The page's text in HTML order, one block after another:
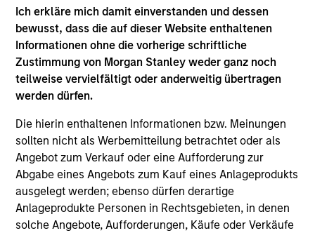
Ich erkläre mich damit einverstanden und dessen
bewusst, dass die auf dieser Website enthaltenen
Informationen ohne die vorherige schriftliche
Zustimmung von Morgan Stanley weder ganz noch
teilweise vervielfältigt oder anderweitig übertragen
werden dürfen.
Die hierin enthaltenen Informationen bzw. Meinungen
sollten nicht als Werbemitteilung betrachtet oder als
Angebot zum Verkauf oder eine Aufforderung zur
Abgabe eines Angebots zum Kauf eines Anlageprodukts
ausgelegt werden; ebenso dürfen derartige
Anlageprodukte Personen in Rechtsgebieten, in denen
solche Angebote, Aufforderungen, Käufe oder Verkäufe
capital markets franchise, including establishing
Morgan Stanley’s European Loan Solutions Group.
Mr. Skrumsager started his capital markets career
at Goldman Sachs in 1998, prior to which he worked
at the Central Bank of Denmark, Danish Ministry of
Finance and as part-time teacher at the University
Economics from the London School of Economics
and a Cand. Polit from the University of
Copenhagen.
May not represent all Team Members.